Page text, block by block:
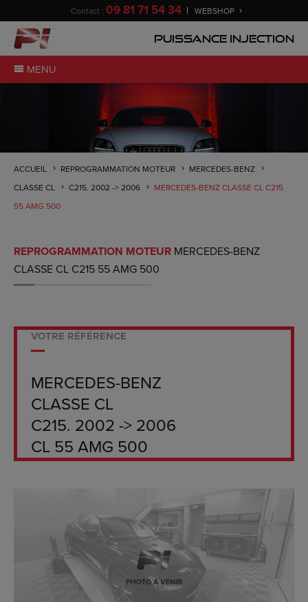
Contact : 09 81 71 54 34 WEBSHOP
Puissance Injection
MENU
ACCUEIL REPROGRAMMATION MOTEUR
MERCEDES-BENZ
CLASSE CL
C215. 2002 -> 2006
MERCEDES-BENZ CLASSE CL C215
55 AMG 500
REPROGRAMMATION MOTEUR MERCEDES-BENZ
CLASSE CL C215 55 AMG 500
VOTRE RÉFÉRENCE
MERCEDES-BENZ
CLASSE CL
C215. 2002 -> 2006
CL 55 AMG 500